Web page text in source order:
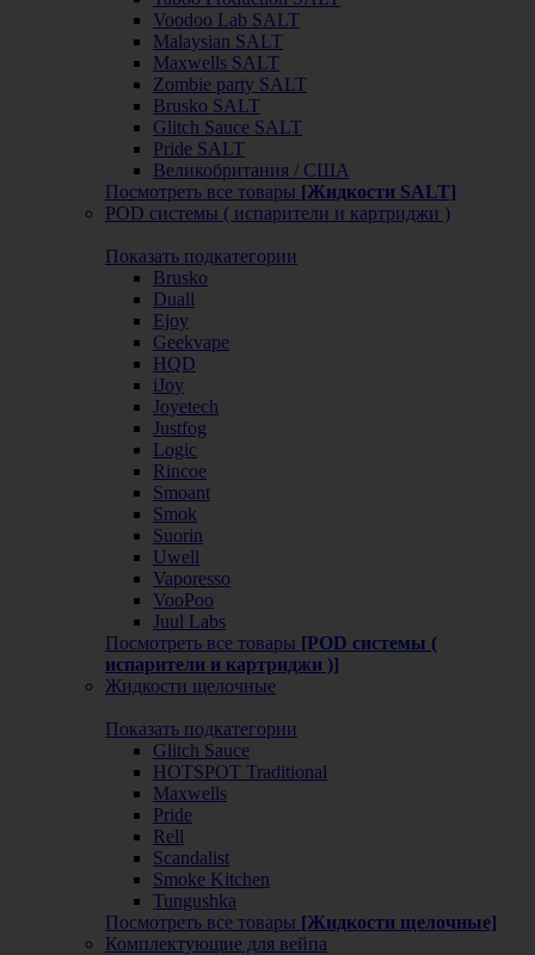
Voodoo Lab SALT
Malaysian SALT
Maxwells SALT
Zombie party SALT
Brusko SALT
Glitch Sauce SALT
Pride SALT
Великобритания / США
Посмотреть все товары [Жидкости SALT]
POD системы ( испарители и картриджи )
Показать подкатегории
Brusko
Duall
Ejoy
Geekvape
HQD
iJoy
Joyetech
Justfog
Logic
Rincoe
Smoant
Smok
Suorin
Uwell
Vaporesso
VooPoo
Juul Labs
Посмотреть все товары [POD системы (
испарители и картриджи )]
Жидкости щелочные
Показать подкатегории
Glitch Sauce
HOTSPOT Traditional
Maxwells
Pride
Rell
Scandalist
Smoke Kitchen
Tungushka
Посмотреть все товары [Жидкости щелочные]
Комплектующие для вейпа